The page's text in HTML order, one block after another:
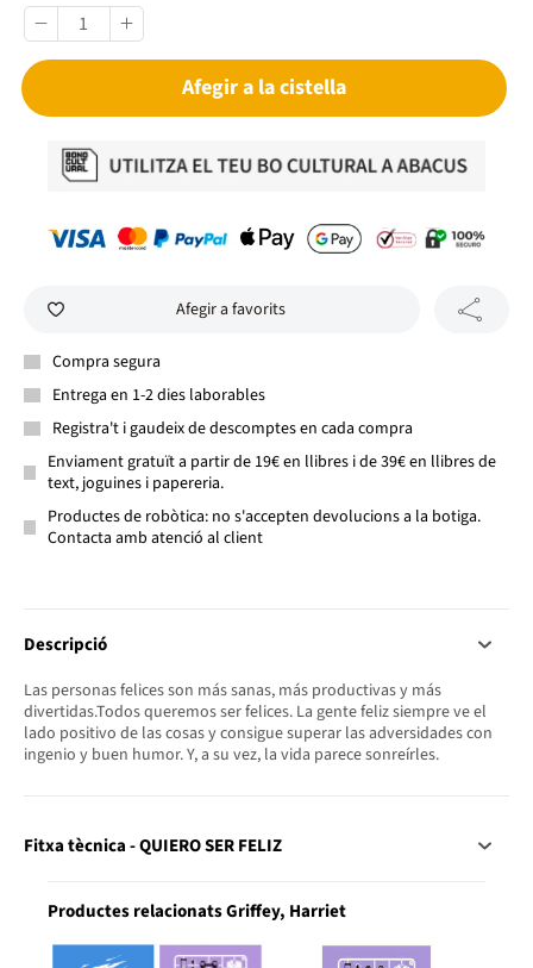
Afegir a la cistella
Afegir a favorits
Compra segura
Entrega en 1-2 dies laborables
Registra't i gaudeix de descomptes en cada compra
Enviament gratuït a partir de 19€ en llibres i de 39€ en llibres de
text, joguines i papereria.
Productes de robòtica: no s'accepten devolucions a la botiga.
Contacta amb atenció al client
Descripció
Las personas felices son más sanas, más productivas y más
divertidas.Todos queremos ser felices. La gente feliz siempre ve el
lado positivo de las cosas y consigue superar las adversidades con
ingenio y buen humor. Y, a su vez, la vida parece sonreírles.
Fitxa tècnica - QUIERO SER FELIZ
Productes relacionats Griffey, Harriet